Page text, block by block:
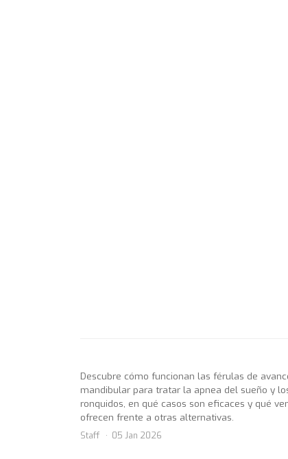
Descubre cómo funcionan las férulas de
mandibular para tratar la apnea del sueño y
ronquidos, en qué casos son eficaces y qué
ofrecen frente a otras alternativas.
Staff 05 Jan 2026